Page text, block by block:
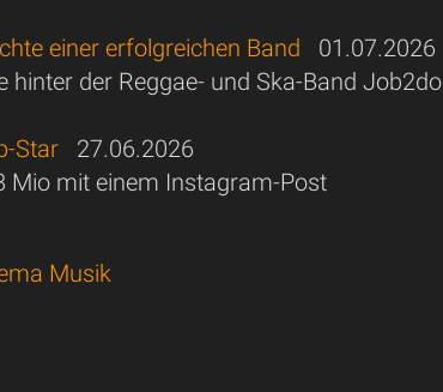
einer erfolgreichen Band 01.07.2026
hinter der Reggae- und Ska-Band Job2do
Star
27.06.2026
Mio mit einem Instagram-Post
Musik